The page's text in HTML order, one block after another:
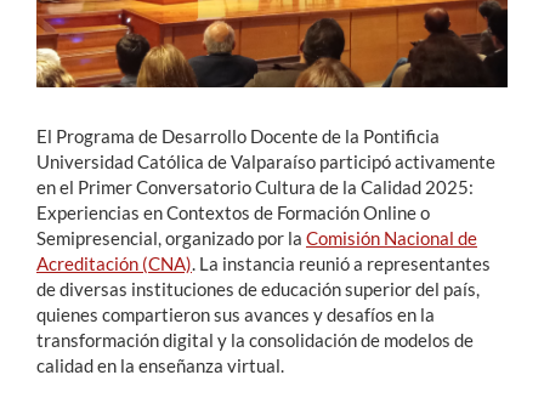
English
El Programa de Desarrollo Docente de la Pontificia
Universidad Católica de Valparaíso participó activamente
en el Primer Conversatorio Cultura de la Calidad 2025:
Experiencias en Contextos de Formación Online o
Semipresencial, organizado por la Comisión Nacional de
Acreditación (CNA) . La instancia reunió a representantes
de diversas instituciones de educación superior del país,
quienes compartieron sus avances y desafíos en la
transformación digital y la consolidación de modelos de
calidad en la enseñanza virtual.